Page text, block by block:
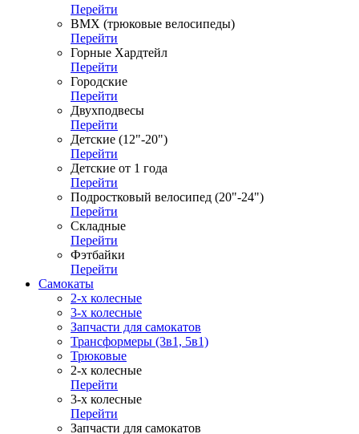
Перейти
ВМХ (трюковые велосипеды)
Перейти
Горные Хардтейл
Перейти
Городские
Перейти
Двухподвесы
Перейти
Детские (12"-20")
Перейти
Детские от 1 года
Перейти
Подростковый велосипед (20"-24")
Перейти
Складные
Перейти
Фэтбайки
Перейти
Самокаты
2-х колесные
3-х колесные
Запчасти для самокатов
Трансформеры (3в1, 5в1)
Трюковые
2-х колесные
Перейти
3-х колесные
Перейти
Запчасти для самокатов